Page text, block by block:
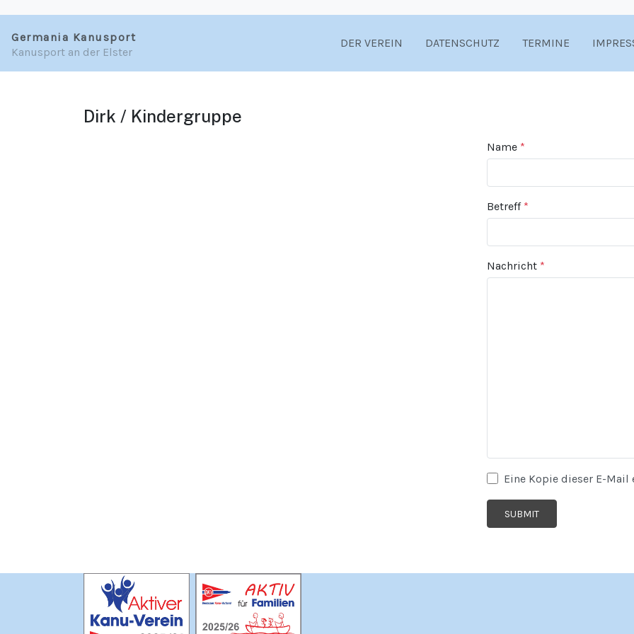
Germania Kanusport
Kanusport an der Elster
DER VEREIN DATENSCHUTZ TERMINE
Dirk / Kindergruppe
Name *
Betreff*
Nachricht *
Eine Kopie dieser E-Mail
SUBMIT